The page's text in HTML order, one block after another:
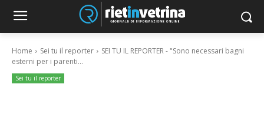
Home Sei tu il reporter
SEI TU IL REPORTER - "Sono necessari bagni
esterni per i parenti...
Sei tu il reporter